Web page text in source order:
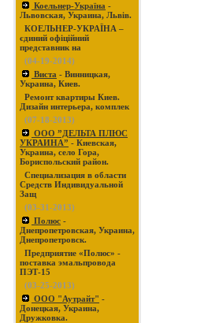
Коельнер-Україна -
Львовская, Украина, Львів.
КОЕЛЬНЕР-УКРАЇНА –
єдиний офіційний
представник на
(04-19-2014)
Виста - Винницкая,
Украина, Киев.
Ремонт квартиры Киев.
Дизайн интерьера, комплек
(07-18-2013)
ООО ”ДЕЛЬТА ПЛЮС
УКРАИНА” - Киевская,
Украина, село Гора,
Бориспольский район.
Специализация в области
Средств Индивидуальной
Защ
(03-31-2013)
Полюс -
Днепропетровская, Украина,
Днепропетровск.
Предприятие «Полюс» -
поставка эмальпровода
ПЭТ-15
(03-25-2013)
ООО "Аутрайт" -
Донецкая, Украина,
Дружковка.